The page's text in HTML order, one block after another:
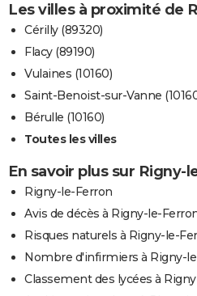
Les villes à proximité de
Cérilly (89320)
Flacy (89190)
Vulaines (10160)
Saint-Benoist-sur-Vanne
Bérulle (10160)
Toutes les villes
En savoir plus sur Rigny-
Rigny-le-Ferron
Avis de décès à Rigny-le-
Risques naturels à Rigny-le-
Nombre d'infirmiers à Rigny-
Classement des lycées à